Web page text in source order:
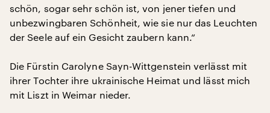
schön, sogar sehr schön ist, von jener tiefen und
unbezwingbaren Schönheit, wie sie nur das Leuchten
der Seele auf ein Gesicht zaubern kann.“
Die Fürstin Carolyne Sayn-Wittgenstein verlässt mit
ihrer Tochter ihre ukrainische Heimat und lässt mich
mit Liszt in Weimar nieder.